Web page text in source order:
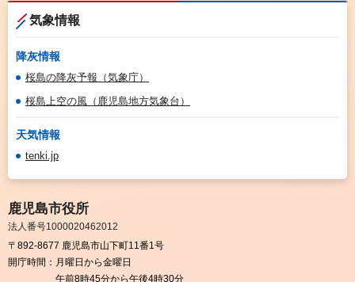
気象情報
降灰情報
桜島の降灰予報（気象庁）
桜島上空の風（鹿児島地方気象台）
天気情報
tenki.jp
鹿児島市役所
法人番号1000020462012
〒892-8677 鹿児島市山下町11番1号
開庁時間： 月曜日から金曜日
午前8時45分から午後4時30分